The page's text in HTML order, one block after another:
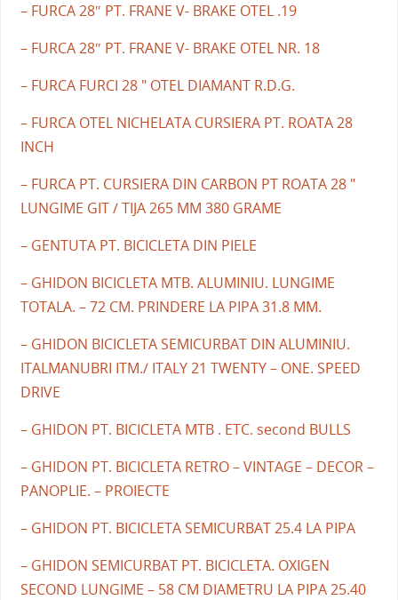
– FURCA 28″ PT. FRANE V- BRAKE OTEL .19
– FURCA 28″ PT. FRANE V- BRAKE OTEL NR. 18
– FURCA FURCI 28 " OTEL DIAMANT R.D.G.
– FURCA OTEL NICHELATA CURSIERA PT. ROATA 28
INCH
– FURCA PT. CURSIERA DIN CARBON PT ROATA 28 "
LUNGIME GIT / TIJA 265 MM 380 GRAME
– GENTUTA PT. BICICLETA DIN PIELE
– GHIDON BICICLETA MTB. ALUMINIU. LUNGIME
TOTALA. – 72 CM. PRINDERE LA PIPA 31.8 MM.
– GHIDON BICICLETA SEMICURBAT DIN ALUMINIU.
ITALMANUBRI ITM./ ITALY 21 TWENTY – ONE. SPEED
DRIVE
– GHIDON PT. BICICLETA MTB . ETC. second BULLS
– GHIDON PT. BICICLETA RETRO – VINTAGE – DECOR –
PANOPLIE. – PROIECTE
– GHIDON PT. BICICLETA SEMICURBAT 25.4 LA PIPA
– GHIDON SEMICURBAT PT. BICICLETA. OXIGEN
SECOND LUNGIME – 58 CM DIAMETRU LA PIPA 25.40